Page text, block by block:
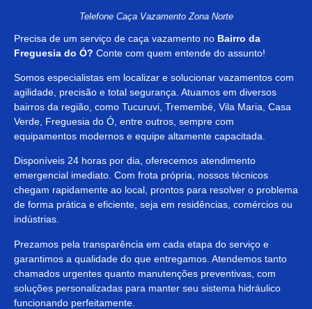
Telefone Caça Vazamento Zona Norte
Precisa de um serviço de caça vazamento no Bairro da
Freguesia do Ó? Conte com quem entende do assunto!
Somos especialistas em localizar e solucionar vazamentos com
agilidade, precisão e total segurança. Atuamos em diversos
bairros da região, como Tucuruvi, Tremembé, Vila Maria, Casa
Verde, Freguesia do Ó, entre outros, sempre com
equipamentos modernos e equipe altamente capacitada.
Disponíveis 24 horas por dia, oferecemos atendimento
emergencial imediato. Com frota própria, nossos técnicos
chegam rapidamente ao local, prontos para resolver o problema
de forma prática e eficiente, seja em residências, comércios ou
indústrias.
Prezamos pela transparência em cada etapa do serviço e
garantimos a qualidade do que entregamos. Atendemos tanto
chamados urgentes quanto manutenções preventivas, com
soluções personalizadas para manter seu sistema hidráulico
funcionando perfeitamente.